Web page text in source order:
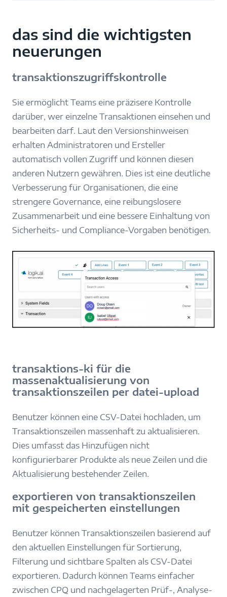
das sind die wichtigsten
neuerungen
transaktionszugriffskontrolle
Sie ermöglicht Teams eine präzisere Kontrolle
darüber, wer einzelne Transaktionen einsehen und
bearbeiten darf. Laut den Versionshinweisen
erhalten Administratoren und Ersteller
automatisch vollen Zugriff und können diesen
anderen Nutzern gewähren. Dies ist eine deutliche
Verbesserung für Organisationen, die eine
strengere Governance, eine reibungslosere
Zusammenarbeit und eine bessere Einhaltung von
Sicherheits- und Compliance-Vorgaben benötigen.
transaktions-ki für die
massenaktualisierung von
transaktionszeilen per datei-upload
Benutzer können eine CSV-Datei hochladen, um
Transaktionszeilen massenhaft zu aktualisieren.
Dies umfasst das Hinzufügen nicht
konfigurierbarer Produkte als neue Zeilen und die
Aktualisierung bestehender Zeilen.
exportieren von transaktionszeilen
mit gespeicherten einstellungen
Benutzer können Transaktionszeilen basierend auf
den aktuellen Einstellungen für Sortierung,
Filterung und sichtbare Spalten als CSV-Datei
exportieren. Dadurch können Teams einfacher
zwischen CPQ und nachgelagerten Prüf-, Analyse-